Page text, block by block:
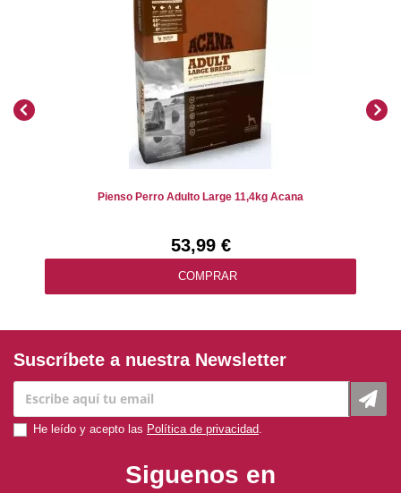
Pienso Perro Adulto Large 11,4kg Acana
53,99 €
COMPRAR
Suscríbete a nuestra Newsletter
He leído y acepto las Política de privacidad
Siguenos en